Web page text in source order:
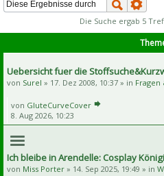
Die Suche ergab 5
Uebersicht fuer die
von Surel » 17. Dez 2008, 10:37 » in
von GluteCurveCover
8. Aug 2026, 10:23
Ich bleibe in Arendelle: Cosplay
von Miss Porter » 14. Sep 2025, 19:49 » in